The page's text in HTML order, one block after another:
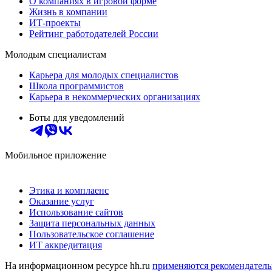
Жизнь в компании
ИТ-проекты
Рейтинг работодателей России
Молодым специалистам
Карьера для молодых специалистов
Школа программистов
Карьера в некоммерческих организациях
Боты для уведомлений
Мобильное приложение
Этика и комплаенс
Оказание услуг
Использование сайтов
Защита персональных данных
Пользовательское соглашение
ИТ аккредитация
На информационном ресурсе hh.ru применяются